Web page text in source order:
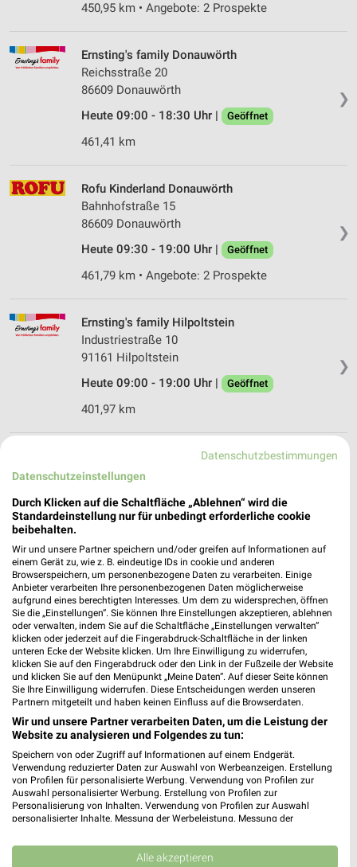
450,95 km • Angebote: 2 Prospekte
❯
Ernsting's family Donauwörth
Reichsstraße 20
86609 Donauwörth
Heute 09:00 - 18:30 Uhr |
Geöffnet
461,41 km
❯
Rofu Kinderland Donauwörth
Bahnhofstraße 15
86609 Donauwörth
Heute 09:30 - 19:00 Uhr |
Geöffnet
461,79 km • Angebote: 2 Prospekte
❯
Ernsting's family Hilpoltstein
Industriestraße 10
91161 Hilpoltstein
Heute 09:00 - 19:00 Uhr |
Geöffnet
401,97 km
Rofu Kinderland Nördlingen
Hofer Straße 6
Heute 09:30 - 19:00 Uhr | Geöffnet
455,42 km • Angebote: 2 Prospekte
Ernsting's family Roth
Hauptstraße 50
91154 Roth
Heute 09:00 - 18:30 Uhr | Geöffnet
398,37 km
Ernsting's family Nördlingen
Marktplatz 4
86720 Nördlingen
Heute 09:00 - 18:30 Uhr | Geöffnet
456,68 km
Ernsting's family Beilngries
Datenschutzbestimmungen
Datenschutzeinstellungen
Durch Klicken auf die Schaltfläche „Ablehnen“ wird die
Standardeinstellung nur für unbedingt erforderliche cookie
beibehalten.
Wir und unsere Partner speichern und/oder greifen auf Informationen auf
einem Gerät zu, wie z. B. eindeutige IDs in cookie und anderen
Browserspeichern, um personenbezogene Daten zu verarbeiten. Einige
Anbieter verarbeiten Ihre personenbezogenen Daten möglicherweise
aufgrund eines berechtigten Interesses. Um dem zu widersprechen, öffnen
Sie die „Einstellungen“. Sie können Ihre Einstellungen akzeptieren, ablehnen
oder verwalten, indem Sie auf die Schaltfläche „Einstellungen verwalten“
klicken oder jederzeit auf die Fingerabdruck-Schaltfläche in der linken
unteren Ecke der Website klicken. Um Ihre Einwilligung zu widerrufen,
klicken Sie auf den Fingerabdruck oder den Link in der Fußzeile der Website
und klicken Sie auf den Menüpunkt „Meine Daten“. Auf dieser Seite können
Sie Ihre Einwilligung widerrufen. Diese Entscheidungen werden unseren
Partnern mitgeteilt und haben keinen Einfluss auf die Browserdaten.
Wir und unsere Partner verarbeiten Daten, um die Leistung der
Website zu analysieren und Folgendes zu tun:
Speichern von oder Zugriff auf Informationen auf einem Endgerät.
Verwendung reduzierter Daten zur Auswahl von Werbeanzeigen. Erstellung
von Profilen für personalisierte Werbung. Verwendung von Profilen zur
Auswahl personalisierter Werbung. Erstellung von Profilen zur
Personalisierung von Inhalten. Verwendung von Profilen zur Auswahl
personalisierter Inhalte. Messung der Werbeleistung. Messung der
Kombinationen von Daten aus verschiedenen Quellen. Entwicklung und
Verbesserung der Angebote. Verwendung reduzierter Daten zur Auswahl
Alle akzeptieren